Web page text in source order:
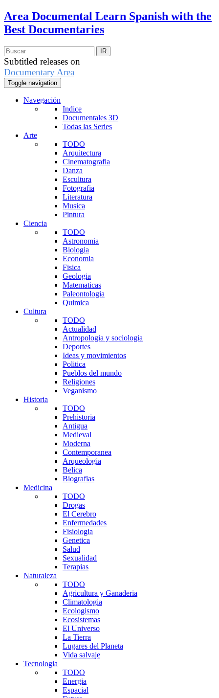
Area Documental Learn Spanish with the
Best Documentaries
Subtitled releases on
Documentary Area
Toggle navigation
Navegación
Indice
Documentales 3D
Todas las Series
Arte
TODO
Arquitectura
Cinematografia
Danza
Escultura
Fotografia
Literatura
Musica
Pintura
Ciencia
TODO
Astronomia
Biologia
Economia
Fisica
Geologia
Matematicas
Paleontologia
Quimica
Cultura
TODO
Actualidad
Antropologia y sociologia
Deportes
Ideas y movimientos
Politica
Pueblos del mundo
Religiones
Veganismo
Historia
TODO
Prehistoria
Antigua
Medieval
Moderna
Contemporanea
Arqueologia
Belica
Biografias
Medicina
TODO
Drogas
El Cerebro
Enfermedades
Fisiologia
Genetica
Salud
Sexualidad
Terapias
Naturaleza
TODO
Agricultura y Ganaderia
Climatologia
Ecologismo
Ecosistemas
El Universo
La Tierra
Lugares del Planeta
Vida salvaje
Tecnologia
TODO
Energia
Espacial